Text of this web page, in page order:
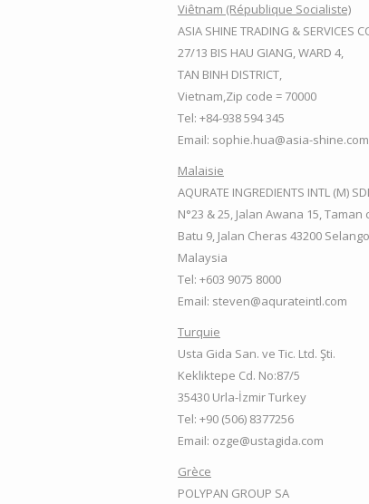
Viêtnam (République Socialiste)
ASIA SHINE TRADING & SERVICES
27/13 BIS HAU GIANG, WARD 4,
TAN BINH DISTRICT,
Vietnam,Zip code = 70000
Tel: +84-938 594 345
Email: sophie.hua@asia-
Malaisie
AQURATE INGREDIENTS INTL (M)
N°23 & 25, Jalan Awana 15,
Batu 9, Jalan Cheras 43200
Malaysia
Tel: +603 9075 8000
Email: steven@aqurateintl.com
Turquie
Usta Gida San. ve Tic. Ltd. Şti.
Kekliktepe Cd. No:87/5
35430 Urla-İzmir Turkey
Tel: +90 (506) 8377256
Email: ozge@ustagida.com
Grèce
POLYPAN GROUP SA